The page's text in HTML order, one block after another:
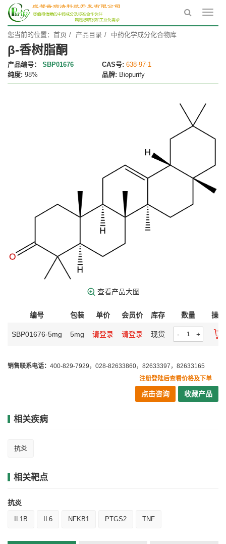
您当前的位置： 首页 产品目录 中药化学成分化合物库
β-香树脂酮
产品编号： SBP01676 CAS号: 638-97-1
纯度: 98% 品牌: Biopurify
查看产品大图
编号 包装 单价 会员价 库存 数量 操作
SBP01676-5mg 5mg 请登录 请登录 现货 - +
销售联系电话： 400-829-7929，028-82633860，82633397，82633165
注册登陆后查看价格及下单
点击咨询 收藏产品
相关疾病
抗炎
相关靶点
抗炎
IL1B IL6 NFKB1 PTGS2 TNF